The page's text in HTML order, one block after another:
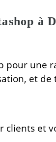
à
pour une
et
et